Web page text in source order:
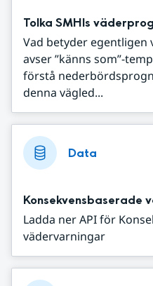
Tolka SMHIs
Vad betyder egentligen
avser ”känns som”-
förstå
denna vägled...
Data
Konsekvensbaserade
Ladda ner API för
vädervarningar